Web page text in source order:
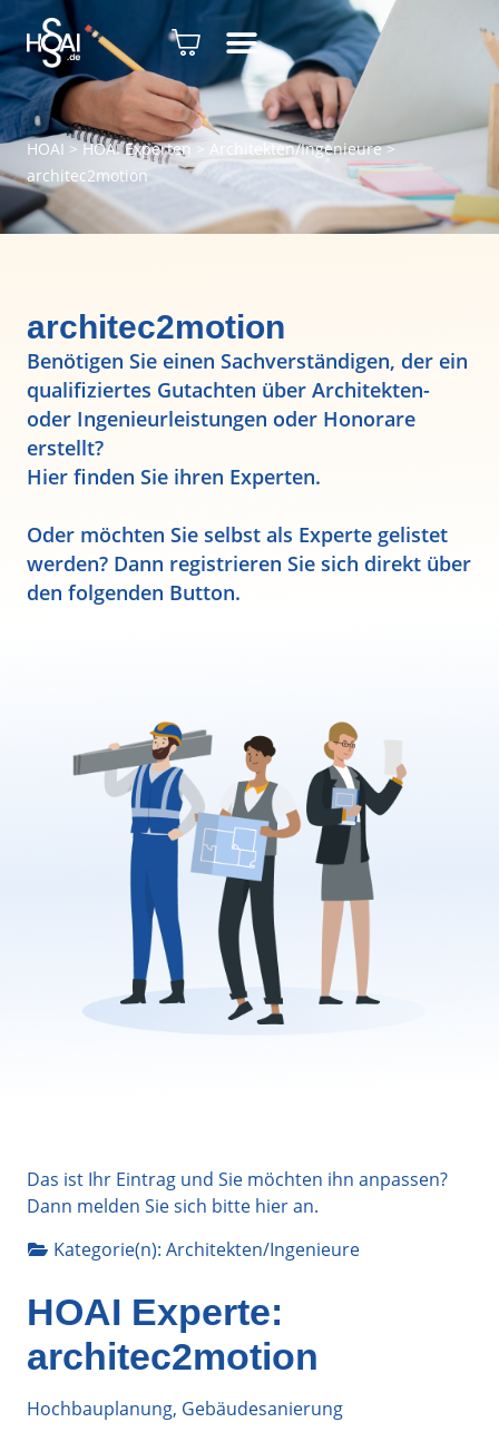
HOAI > HOAI Experten> Architekten/Ingenieure>
architec2motion
architec2motion
Benötigen Sie einen Sachverständigen, der ein
qualifiziertes Gutachten über Architekten-
oder Ingenieurleistungen oder Honorare
erstellt?
Hier finden Sie ihren Experten.
Oder möchten Sie selbst als Experte gelistet
werden? Dann registrieren Sie sich direkt über
den folgenden Button.
Das ist Ihr Eintrag und Sie möchten ihn anpassen?
Dann melden Sie sich bitte hieran.
Kategorie(n): Architekten/Ingenieure
HOAI Experte:
architec2motion
Hochbauplanung, Gebäudesanierung